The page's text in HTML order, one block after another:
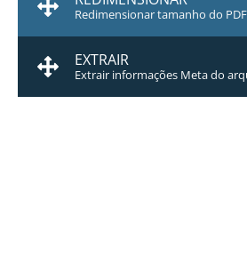
Redimensionar tamanho do PDF
EXTRAIR
Extrair informações Meta do